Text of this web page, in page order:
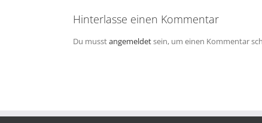
Hinterlasse einen Kommentar
Du musstangemeldetsein, um einen Kommentar